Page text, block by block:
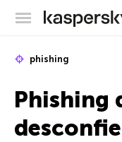
phishing
Phishing